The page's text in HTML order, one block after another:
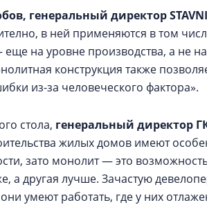
генеральный директор STAVNI
в ней применяются в том
на уровне производства, а не
конструкция также
из-за человеческого фактора».
стола, генеральный директор
жилых домов имеют
зато монолит — это
а другая лучше. Зачастую
умеют работать, где у них